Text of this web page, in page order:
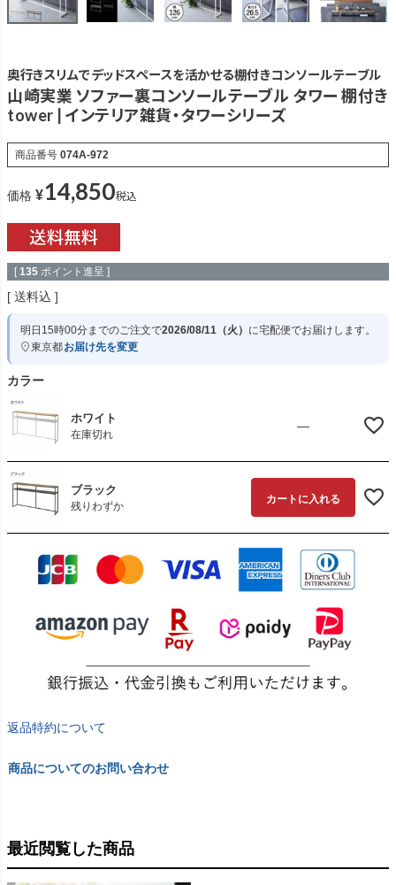
奥行きスリムでデッドスペースを活かせる棚付きコンソールテーブル
山崎実業 ソファー裏コンソールテーブル タワー 棚付き
tower | インテリア雑貨・タワーシリーズ
商品番号 074A-972
価格 ¥14,850税込
[ 135 ポイント進呈 ]
送料込
明日 15時00分までのご注文で2026/08/11（火） に宅配便でお届けします。
東京都お届け先を変更
カラー
ホワイト
在庫切れ
—
ブラック
残りわずか
カートに入れる
返品特約について
商品についてのお問い合わせ
最近閲覧した商品